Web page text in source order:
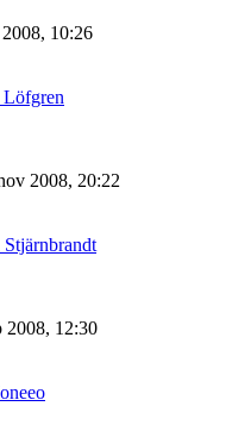
10:26
2008, 20:22
2008, 12:30